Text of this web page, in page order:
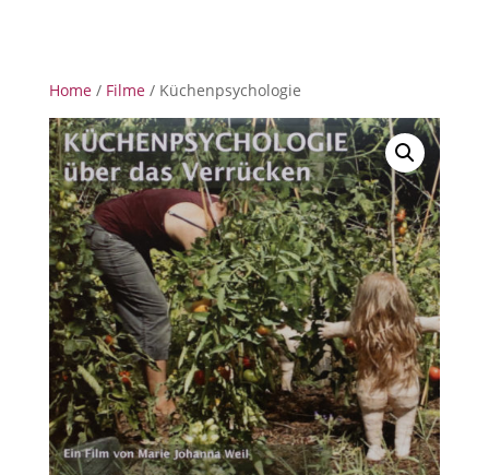
Home/ Filme/ Küchenpsychologie